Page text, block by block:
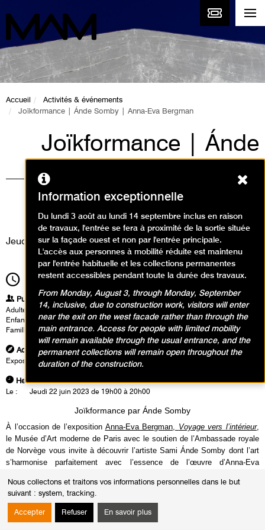
Nous collectons et traitons vos informations personnelles dans le but
suivant : system, tracking.
Accepter Refuser En savoir plus
Accueil
Activités & événements
Joïkformance | Ánde Somby | Anna-Eva Bergman
Joïkformance | Ánde
Somby | Anna-Eva
Bergman
Événement / Performance
Jeudi 22 juin 2023
19h00Durée1h00
Publics
Adultes
Enfants / Ados
Famille
Adresse
Exposition Anna-Eva Bergman, Niveau 4 du musée
Heures
Le : Jeudi 22 juin 2023 de 19h00 à 20h00
Joïkformance par Ánde Somby
À l’occasion de l’exposition Anna-Eva Bergman, Voyage vers l’intérieur,
le Musée d’Art moderne de Paris avec le soutien de l’Ambassade royale
de Norvège vous invite à découvrir l’artiste Sami Ánde Somby dont l’art
s’harmonise parfaitement avec l’essence de l’œuvre d’Anna-Eva
Homme aux multiples facettes, Ánde Somby n'est pas seulement un
yoïker acclamé issu du peuple Sami, mais aussi un érudit renommé et un
activiste passionné. Ses yoïks, compositions vocales puissantes et
évocatrices intrinsèques à la culture sami, incarnent l'essence de la
Information exceptionnelle
Du lundi 3 août au lundi 14 septembre inclus en raison
de travaux, l'entrée se fera à proximité de la sortie située
sur la façade ouest et non par l'entrée principale.
L'accès aux personnes à mobilité réduite est maintenu
par l'entrée habituelle et les collections permanentes
restent accessibles pendant toute la durée des travaux.
From Monday, August 3, through Monday, September
14, inclusive, due to construction work, visitors will enter
near the exit on the west facade rather than through the
main entrance. Access for people with limited mobility
will remain available through the usual entrance, and the
permanent collections will remain open throughout the
duration of the construction.